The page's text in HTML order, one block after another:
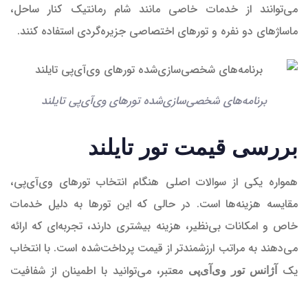
می‌توانند از خدمات خاصی مانند شام رمانتیک کنار ساحل،
ماساژهای دو نفره و تورهای اختصاصی جزیره‌گردی استفاده کنند.
برنامه‌های شخصی‌سازی‌شده تورهای وی‌آی‌پی تایلند
بررسی قیمت تور تایلند
همواره یکی از سوالات اصلی هنگام انتخاب تورهای وی‌آی‌پی،
مقایسه هزینه‌ها است. در حالی که این تورها به دلیل خدمات
خاص و امکانات بی‌نظیر، هزینه بیشتری دارند، تجربه‌ای که ارائه
می‌دهند به مراتب ارزشمندتر از قیمت پرداخت‌شده است. با انتخاب
یک
آژانس تور وی‌آی‌پی معتبر، می‌توانید با اطمینان از شفافیت